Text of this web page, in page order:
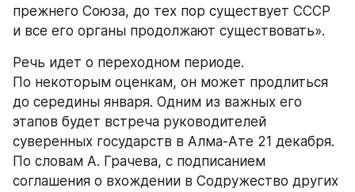
прежнего Союза, до тех пор существует СССР
и все его органы продолжают существовать».
Речь идет о переходном периоде.
По некоторым оценкам, он может продлиться
до середины января. Одним из важных его
этапов будет встреча руководителей
суверенных государств в Алма-Ате 21 декабря.
По словам А. Грачева, с подписанием
соглашения о вхождении в Содружество других